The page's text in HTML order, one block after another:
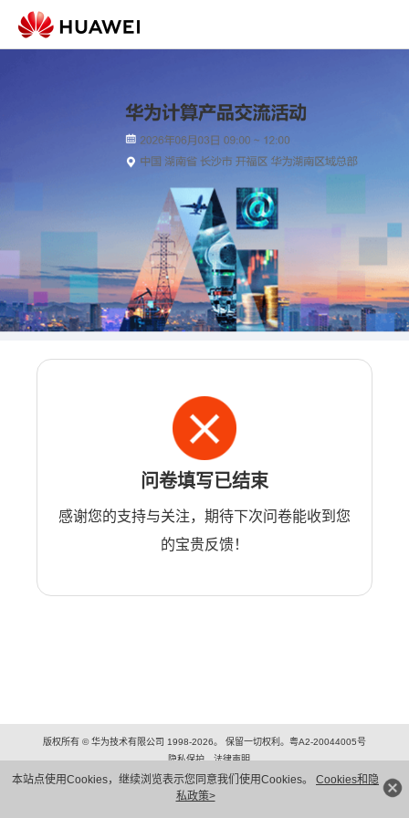
本站点使用Cookies，继续浏览表示您同意我们使用Cookies。 Cookies和隐
私政策>
问卷填写已结束
感谢您的支持与关注，期待下次问卷能收到您
的宝贵反馈！
版权所有 © 华为技术有限公司 1998-2026。 保留一切权利。粤A2-20044005号
隐私保护
法律声明